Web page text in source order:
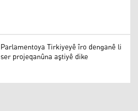
Parlamentoya Tirkiyeyê îro denganê li
ser projeqanûna aştiyê dike